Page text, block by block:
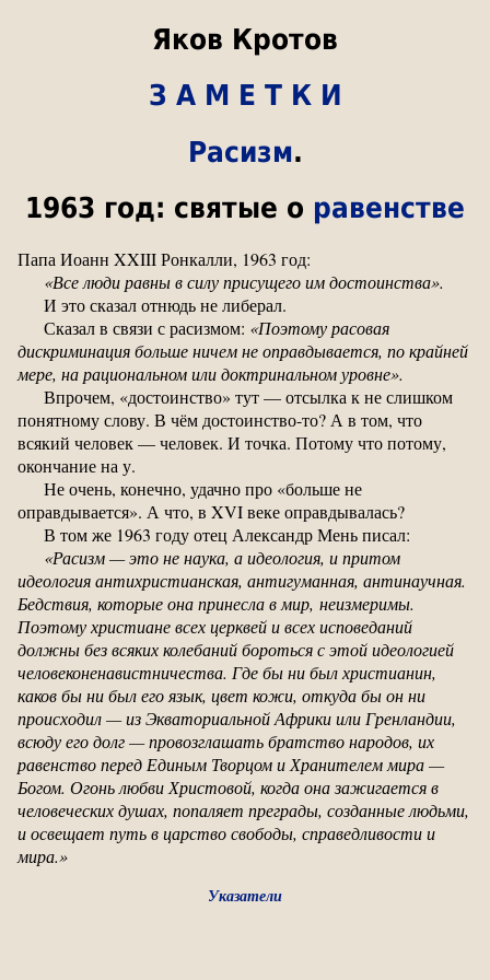
Яков Кротов
З А М Е Т К И
Расизм.
1963 год: святые о равенстве
Папа Иоанн XXIII Ронкалли, 1963 год:
«Все люди равны в силу присущего им достоинства».
И это сказал отнюдь не либерал.
Сказал в связи с расизмом: «Поэтому расовая
дискриминация больше ничем не оправдывается, по крайней
мере, на рациональном или доктринальном уровне».
Впрочем, «достоинство» тут — отсылка к не слишком
понятному слову. В чём достоинство-то? А в том, что
всякий человек — человек. И точка. Потому что потому,
окончание на у.
Не очень, конечно, удачно про «больше не
оправдывается». А что, в XVI веке оправдывалась?
В том же 1963 году отец Александр Мень писал:
«Расизм — это не наука, а идеология, и притом
идеология антихристианская, антигуманная, антинаучная.
Бедствия, которые она принесла в мир, неизмеримы.
Поэтому христиане всех церквей и всех исповеданий
должны без всяких колебаний бороться с этой идеологией
человеконенавистничества. Где бы ни был христианин,
каков бы ни был его язык, цвет кожи, откуда бы он ни
происходил — из Экваториальной Африки или Гренландии,
всюду его долг — провозглашать братство народов, их
равенство перед Единым Творцом и Хранителем мира —
Богом. Огонь любви Христовой, когда она зажигается в
человеческих душах, попаляет преграды, созданные людьми,
и освещает путь в царство свободы, справедливости и
мира.»
Указатели